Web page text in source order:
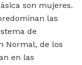
son mujeres.
las
de
Normal, de los
en las